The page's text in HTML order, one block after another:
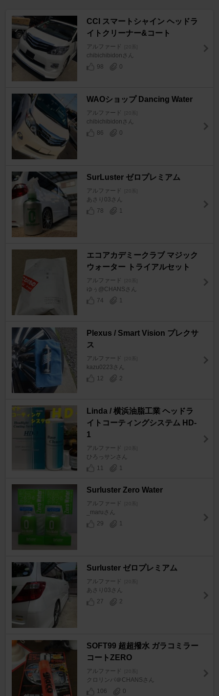
CCI スマートシャイン ヘッドラ
イトクリーナー&コート
アルファード [20系]
chibichibidonさん
98
0
WAOショップ Dancing Water
アルファード [20系]
chibichibidonさん
86
0
SurLuster ゼロプレミアム
アルファード [20系]
あさり03さん
78
1
エコアカデミークラブ マジック
ウォーター トライアルセット
アルファード [20系]
ゆぅ@CHANSさん
74
1
Plexus / Smart Vision プレクサ
ス
アルファード [20系]
kazu0223さん
12
2
Linda / 横浜油脂工業 ヘッドラ
イトコーティングシステム HD-
1
アルファード [20系]
ひろっサンさん
11
1
Surluster Zero Water
アルファード [20系]
_maruさん
29
1
Surluster ゼロプレミアム
アルファード [20系]
あさり03さん
27
2
SOFT99 超超撥水 ガラコミラー
コートZERO
アルファード [20系]
クロリンパ＠CHANSさん
106
0